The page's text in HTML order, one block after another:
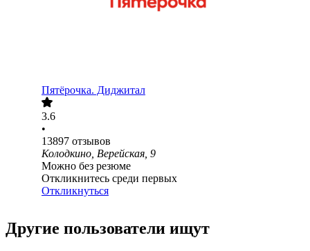
Пятёрочка. Диджитал
3.6
•
13897 отзывов
Колодкино, Верейская, 9
Можно без резюме
Откликнитесь среди первых
Откликнуться
Другие пользователи ищут